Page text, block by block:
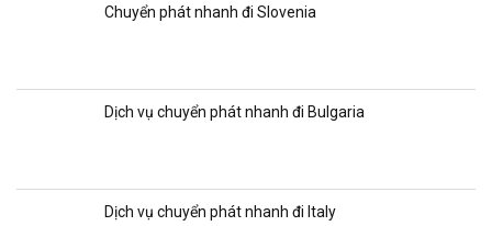
Chuyển phát nhanh đi Slovenia
Dịch vụ chuyển phát nhanh đi Bulgaria
Dịch vụ chuyển phát nhanh đi Italy